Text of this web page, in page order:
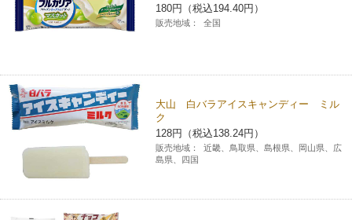
180円（税込194.40円）
販売地域： 全国
大山 白バラアイスキャンディー ミル
ク
128円（税込138.24円）
販売地域：
近畿、鳥取県、島根県、岡山県、広
島県、四国